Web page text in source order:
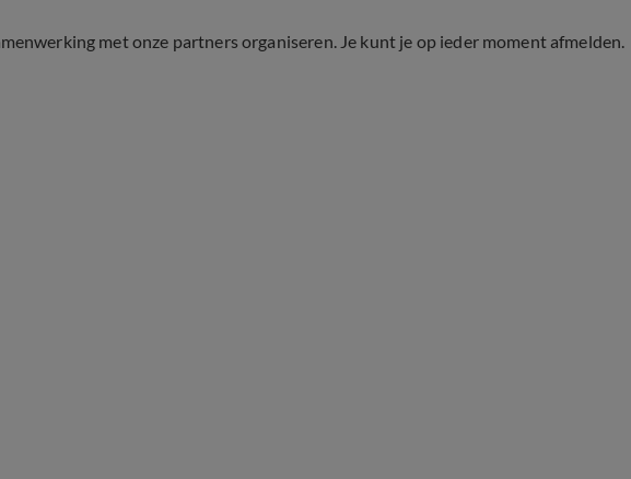
met onze partners organiseren. Je kunt je op ieder moment afmelden.